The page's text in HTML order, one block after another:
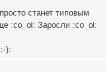
станет типовым
:co_ol: Заросли :co_ol:
):